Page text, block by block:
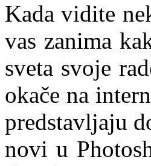
Kada vidite
vas zanima
sveta svoje
okače na
predstavljaju
novi u